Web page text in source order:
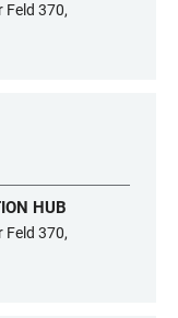
Feld 370,
HUB
Feld 370,